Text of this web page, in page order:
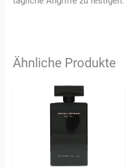
Ähnliche Produkte